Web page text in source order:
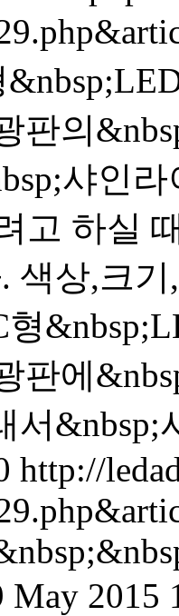
판의
샤인
고 하실
색상,크
형
판에
서&nbsp;
http://
May 2015